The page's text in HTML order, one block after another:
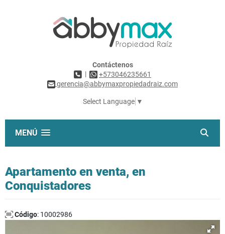
Contáctenos
|
+573046235661
gerencia@abbymaxpropiedadraiz.com
Select Language ▼
MENÚ
Apartamento en venta, en
Conquistadores
Código: 10002986